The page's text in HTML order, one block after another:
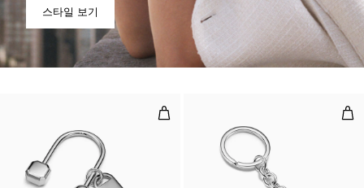
스타일 보기
직사각형 태그 스크루볼 키 링, 스털
핸